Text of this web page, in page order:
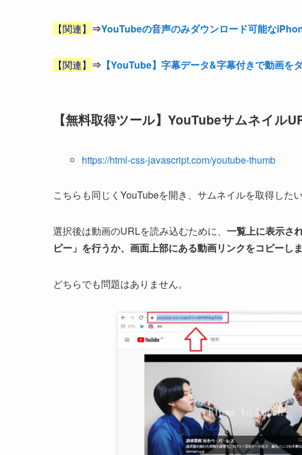
【関連】 ⇒YouTubeの音声のみダウンロード可能な
【関連】 ⇒ 【YouTube】字幕データ&字幕付きで動画を
【無料取得ツール】YouTubeサムネイル
https://html-css-javascript.com/youtube-thumb
こちらも同じくYouTubeを開き、サムネイルを取得した
選択後は動画のURLを読み込むために、 一覧上に表示さ
ピー」を行うか、画面上部にある動画リンクをコピーしま
どちらでも問題はありません。